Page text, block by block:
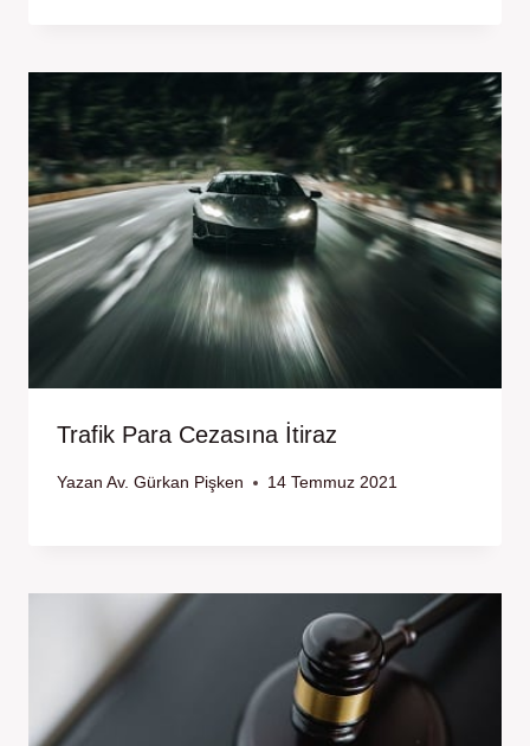
Trafik Para Cezasına İtiraz
Yazan Av. Gürkan Pişken 14 Temmuz 2021